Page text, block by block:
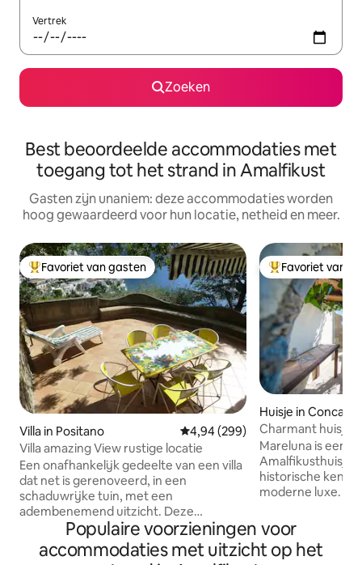
Vertrek
Zoeken
Best beoordeelde accommodaties met
toegang tot het strand in Amalfikust
Gasten zijn unaniem: deze accommodaties worden
hoog gewaardeerd voor hun locatie, netheid en meer.
Topfavoriet van gasten
Favoriet van gasten
Villa in Positano Gemiddelde beoordeling van
4,94 (299)
Villa amazing View rustige locatie
Een onafhankelijk gedeelte van een villa
dat net is gerenoveerd, in een
schaduwrijke tuin, met een
adembenemend uitzicht. Deze
bevoorrechte plek, op een rotsachtige
klif in Positano, tussen de zee, de bergen
en het platteland, maakt van dit huis een
Topfavoriet van
Favoriet van
Huisje in Conca
Charmant huisje
op Capri
Mareluna is een
Amalfikusthuisje
historische
moderne luxe.
elegant interieur
kastanjebalken,
moderne
Populaire voorzieningen voor
accommodaties met uitzicht op het